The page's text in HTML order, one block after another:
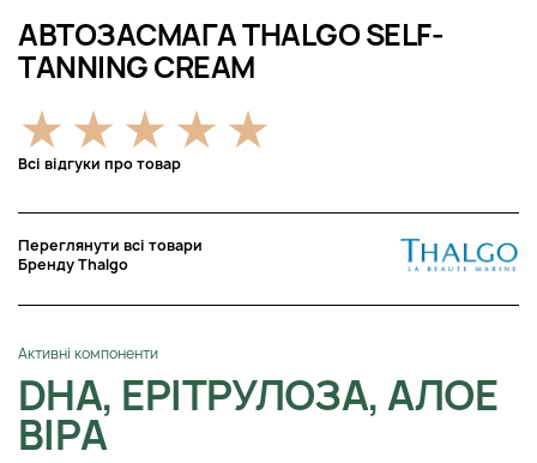
АВТОЗАСМАГА THALGO SELF-
TANNING CREAM
Всі відгуки про товар
Переглянути всі товари
Бренду Thalgo
Активні компоненти
DHA, ЕРІТРУЛОЗА, АЛОЕ
ВІРА